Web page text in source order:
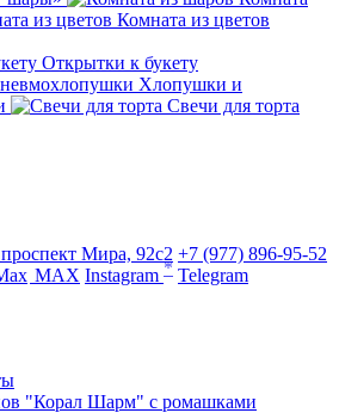
Комната из цветов
Открытки к букету
Хлопушки и
Свечи для торта
Мира, 92с2 +7 (977) 896-95-52
MAX Instagram * Telegram
"Корал Шарм" с ромашками